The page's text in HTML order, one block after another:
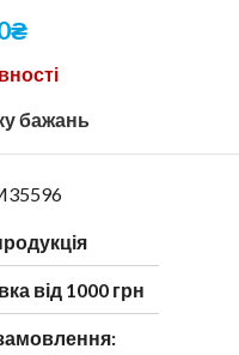
₴
бажань
від 1000 грн